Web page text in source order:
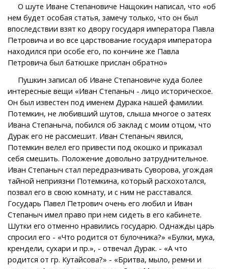
О шуте Иване Степановиче Нащокин написал, что «об
нем будет особая статья, замечу только, что он был
впоследствии взят ко двору государя императора Павла
Петровича и во все царствование государя императора
находился при особе его, по кончине же Павла
Петровича был батюшке прислан обратно»
Пушкин записал об Иване Степановиче куда более
интересные вещи «Иван Степаныч - лицо историческое.
Он был известен под именем Дурака нашей фамилии.
Потемкин, не любивший шутов, слыша многое о затеях
Ивана Степаныча, побился об заклад с моим отцом, что
Дурак его не рассмешит. Иван Степаныч явился,
Потемкин велел его привести под окошко и приказал
себя смешить. Положение довольно затруднительное.
Иван Степаныч стал передразнивать Суворова, угождая
тайной неприязни Потемкина, который расхохотался,
позвал его в свою комнату, и с ним не расставался.
Государь Павел Петрович очень его любил и Иван
Степаныч имел право при нем сидеть в его кабинете.
Шутки его отменно нравились государю. Однажды царь
спросил его - «Что родится от булочника?» «Булки, мука,
крендели, сухари и пр.», - отвечал Дурак. - «А что
родится от гр. Кутайсова?» - «Бритва, мыло, ремни и